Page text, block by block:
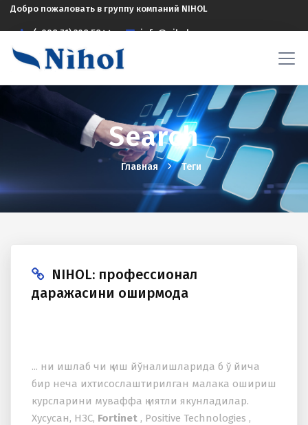
Добро пожаловать в группу компаний NIHOL
(+998 71) 208 5844 info@nihol.uz
Search
Главная Теги
NIHOL: профессионал
даражасини оширмоқда
... ни ишлаб чи қ иш йўналишларида б ў йича
бир неча иxтисослаштирилган малака ошириш
курсларини муваффа қ иятли якунладилар.
Xусусан, НЗС, Fortinet , Positive Technologies ,